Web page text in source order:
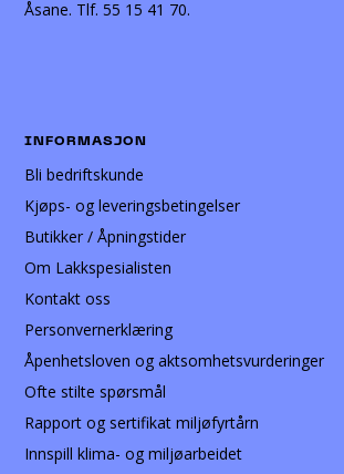
Åsane. Tlf. 55 15 41 70.
INFORMASJON
Bli bedriftskunde
Kjøps- og leveringsbetingelser
Butikker / Åpningstider
Om Lakkspesialisten
Kontakt oss
Personvernerklæring
Åpenhetsloven og aktsomhetsvurderinger
Ofte stilte spørsmål
Rapport og sertifikat miljøfyrtårn
Innspill klima- og miljøarbeidet